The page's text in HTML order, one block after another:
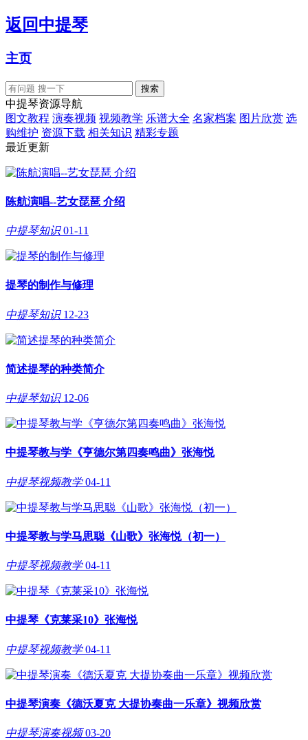
返回中提琴
主页
中提琴资源导航
图文教程 演奏视频 视频教学 乐谱大全 名家档案 图片欣赏 选
购维护 资源下载 相关知识 精彩专题
最近更新
陈航演唱--艺女琵琶 介绍
中提琴知识 01-11
提琴的制作与修理
中提琴知识 12-23
简述提琴的种类简介
中提琴知识 12-06
中提琴教与学《亨德尔第四奏鸣曲》张海悦
中提琴视频教学 04-11
中提琴教与学马思聪《山歌》张海悦（初一）
中提琴视频教学 04-11
中提琴《克莱采10》张海悦
中提琴视频教学 04-11
中提琴演奏《德沃夏克 大提协奏曲一乐章》视频欣赏
中提琴演奏视频 03-20